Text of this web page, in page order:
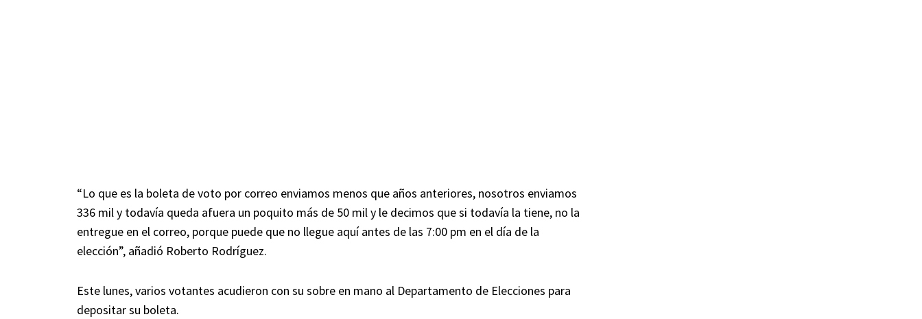
“Lo que es la boleta de voto por correo enviamos menos que años anteriores, nosotros enviamos
336 mil y todavía queda afuera un poquito más de 50 mil y le decimos que si todavía la tiene, no la
entregue en el correo, porque puede que no llegue aquí antes de las 7:00 pm en el día de la
elección”, añadió Roberto Rodríguez.
Este lunes, varios votantes acudieron con su sobre en mano al Departamento de Elecciones para
depositar su boleta.